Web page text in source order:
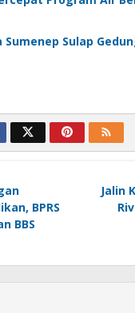
Sumenep Sulap
BPRS
BBS
Jalin